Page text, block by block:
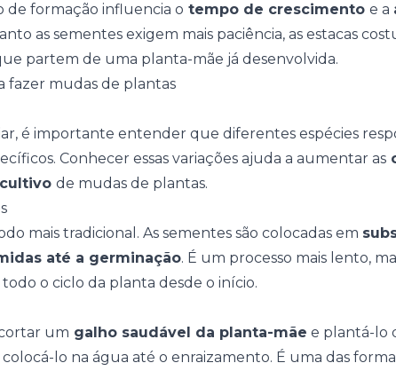
de formação influencia o tempo de crescimento e a
as sementes exigem mais paciência, as estacas
partem de uma planta-mãe já desenvolvida.
fazer mudas de plantas
é importante entender que diferentes espécies
Conhecer essas variações ajuda a aumentar as
de mudas de plantas.
mais tradicional. As sementes são colocadas em
até a germinação. É um processo mais lento,
o ciclo da planta desde o início.
um galho saudável da planta-mãe e plantá-lo
lo na água até o enraizamento. É uma das